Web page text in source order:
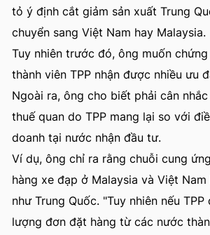
tỏ ý định cắt giảm sản xuất Trung
chuyển sang Việt Nam hay Malaysia.
Tuy nhiên trước đó, ông muốn
thành viên TPP nhận được nhiều ưu
Ngoài ra, ông cho biết phải cân
thuế quan do TPP mang lại so với
doanh tại nước nhận đầu tư.
Ví dụ, ông chỉ ra rằng chuỗi cung
hàng xe đạp ở Malaysia và Việt
như Trung Quốc. "Tuy nhiên nếu TPP
lượng đơn đặt hàng từ các nước